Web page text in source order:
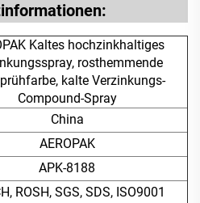
Kaltes hochzinkhaltiges
rosthemmende
kalte Verzinkungs-
Compound-Spray
China
AEROPAK
APK-8188
ROSH, SGS, SDS, ISO9001